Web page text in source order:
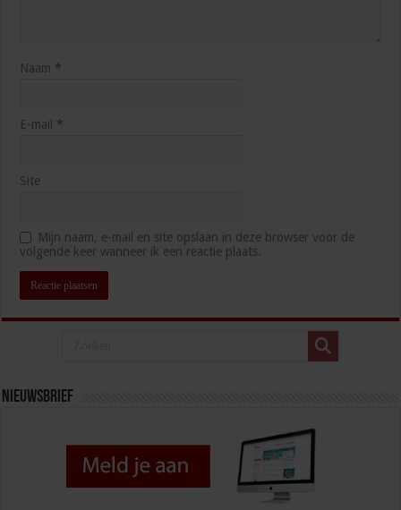
Naam *
E-mail *
Site
Mijn naam, e-mail en site opslaan in deze browser voor de
volgende keer wanneer ik een reactie plaats.
Nieuwsbrief